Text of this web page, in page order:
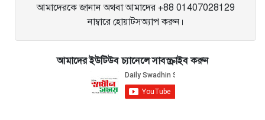
আমাদেরকে জানান অথবা আমাদের +88 01407028129
নাম্বারে হোয়াটসঅ্যাপ করুন।
আমাদের ইউটিউব চ্যানেলে সাবস্ক্রাইব করুন